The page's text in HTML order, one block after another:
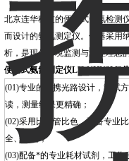
北京连华科技的便携式氨氮检测
而设计的氨氮测定仪。仪器采用
析，是现代环境监测与管理理想
便携式氨氮测定仪LH-NHN2M?
(01)专业的便携光路设计，测试
读，测量结果更精确；
(02)采用比色管比色，配备专业
全、快捷；
(03)配备*的专业耗材试剂，工作